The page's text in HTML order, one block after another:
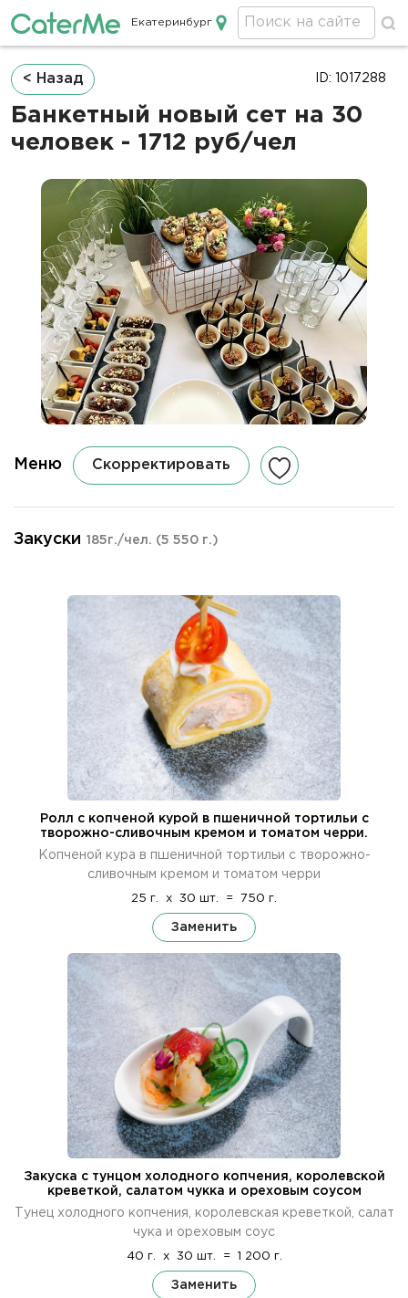
Кейтеринг в Екатеринбурге
Екатеринбург
Строка
навигации
< Назад
Банкетный новый сет на 30
человек - 1712 руб/чел
ID: 1017288
Меню Скорректировать
Закуски 185г./чел. (5 550 г.)
Ролл с копченой курой в пшеничной тортильи с
творожно-сливочным кремом и томатом черри.
Копченой кура в пшеничной тортильи с творожно-
сливочным кремом и томатом черри
25 г. x 30 шт. = 750 г.
Заменить
Закуска с тунцом холодного копчения, королевской
креветкой, салатом чукка и ореховым соусом
Тунец холодного копчения, королевская креветкой, салат
чука и ореховым соус
40 г. x 30 шт. = 1 200 г.
Заменить